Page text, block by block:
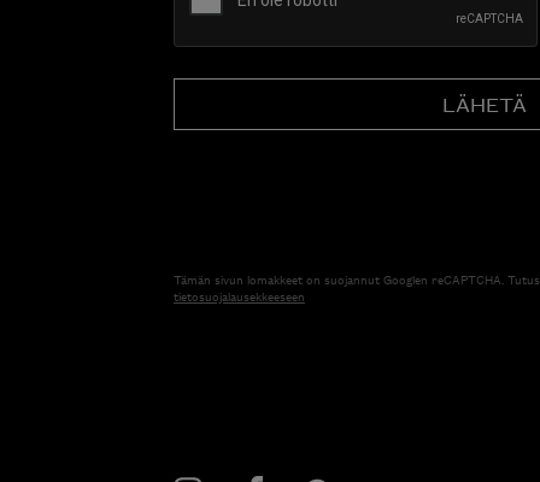
Tämän sivun lomakkeet on suojannut Googlen reCAPTCHA.
tietosuojalausekkeeseen